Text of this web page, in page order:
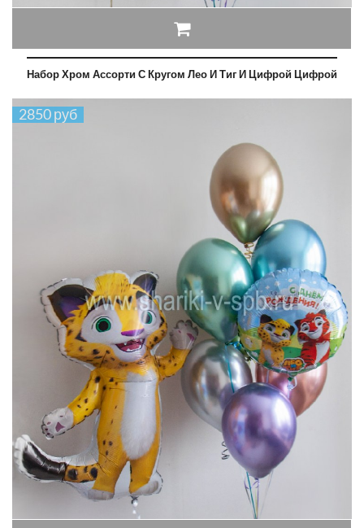
Набор Хром Ассорти С Кругом Лео И Тиг И Цифрой Цифрой
2850 руб